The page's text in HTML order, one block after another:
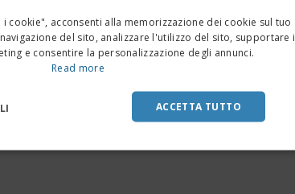
ITALIAN
i cookie", acconsenti alla memorizzazione dei cookie sul tuo
del sito, analizzare l'utilizzo del sito, supportare i
e consentire la personalizzazione degli annunci.
Read more
ACCETTA TUTTO